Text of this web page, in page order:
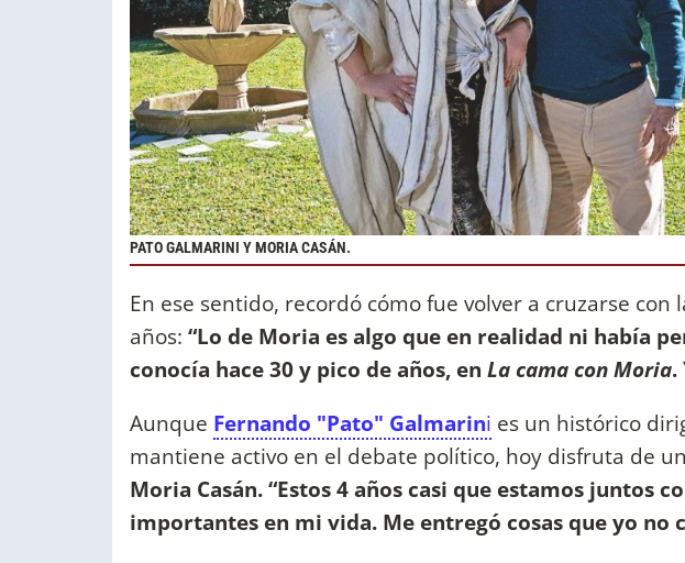
PATO GALMARINI Y MORIA CASÁN.
En ese sentido, recordó cómo fue volver a cruzarse con
años: “Lo de Moria es algo que en realidad ni había
conocía hace 30 y pico de años, en La cama con Moria.
Aunque Fernando "Pato" Galmarini es un histórico
mantiene activo en el debate político, hoy disfruta de
Moria Casán. “Estos 4 años casi que estamos juntos
importantes en mi vida. Me entregó cosas que yo no